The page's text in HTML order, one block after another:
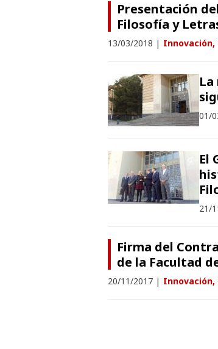
Presentación
Filosofía y
13/03/2018 |
01/
El
21/
Firma del
de la Facultad
20/11/2017 |